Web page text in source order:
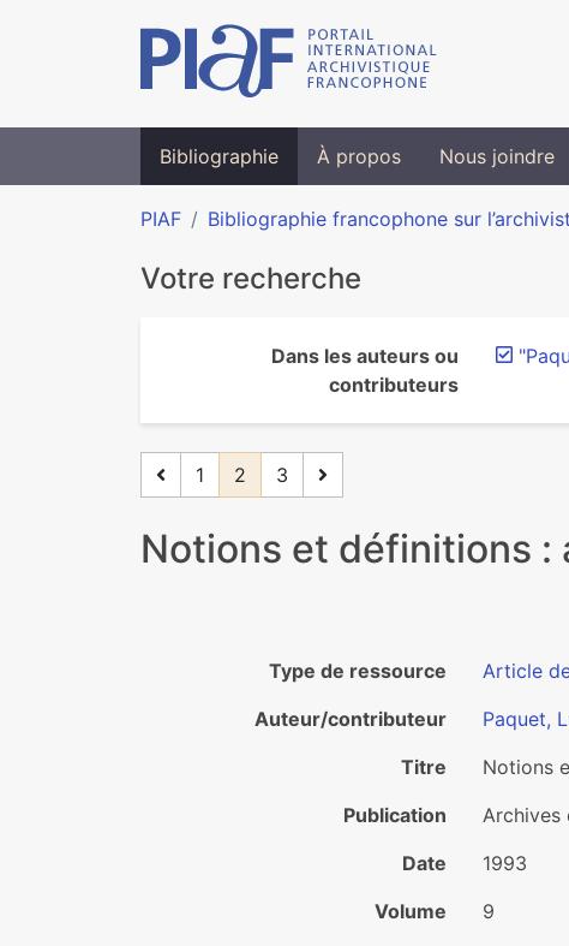
Bibliographie À propos Nous joindre
PIAF Bibliographie francophone sur
Votre recherche
Dans les auteurs ou
contributeurs
1 2 3
Notions et définitions :
Type de ressource
Article
Auteur/contributeur
Paquet,
Titre
Notions
Publication
Archives
Date
1993
Volume
9